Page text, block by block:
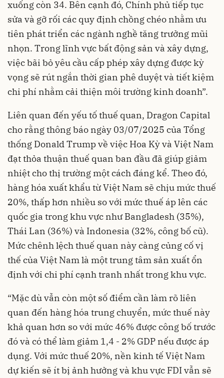
xuống còn 34. Bên cạnh đó, Chính phủ tiếp tục
sửa và gỡ rối các quy định chồng chéo nhằm ưu
tiên phát triển các ngành nghề tăng trưởng mũi
nhọn. Trong lĩnh vực bất động sản và xây dựng,
việc bãi bỏ yêu cầu cấp phép xây dựng được kỳ
vọng sẽ rút ngắn thời gian phê duyệt và tiết kiệm
chi phí nhằm cải thiện môi trường kinh doanh”.
Liên quan đến yếu tố thuế quan, Dragon Capital
cho rằng thông báo ngày 03/07/2025 của Tổng
thống Donald Trump về việc Hoa Kỳ và Việt Nam
đạt thỏa thuận thuế quan ban đầu đã giúp giảm
nhiệt cho thị trường một cách đáng kể. Theo đó,
hàng hóa xuất khẩu từ Việt Nam sẽ chịu mức thuế
20%, thấp hơn nhiều so với mức thuế áp lên các
quốc gia trong khu vực như Bangladesh (35%),
Thái Lan (36%) và Indonesia (32%, công bố cũ).
Mức chênh lệch thuế quan này càng củng cố vị
thế của Việt Nam là một trung tâm sản xuất ổn
định với chi phí cạnh tranh nhất trong khu vực.
“Mặc dù vẫn còn một số điểm cần làm rõ liên
quan đến hàng hóa trung chuyển, mức thuế này
khả quan hơn so với mức 46% được công bố trước
đó và có thể làm giảm 1,4 - 2% GDP nếu được áp
dụng. Với mức thuế 20%, nền kinh tế Việt Nam
dự kiến sẽ ít bị ảnh hưởng và khu vực FDI vẫn sẽ